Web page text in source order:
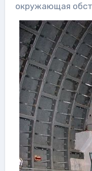
окружающая